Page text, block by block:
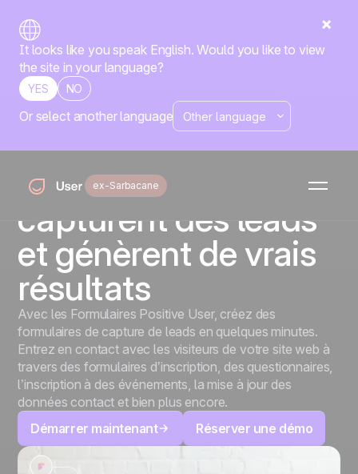
It looks like you speak English. Would you like to view
the site in your language?
YES NO
Or select another language
ex-Sarbacane
Formulaires
Créez des
formulaires qui
capturent des leads
et génèrent de vrais
résultats
Avec les Formulaires Positive User, créez des
formulaires de capture de leads en quelques minutes.
Entrez en contact avec les visiteurs de votre site web à
travers des formulaires d’inscription, des questionnaires,
l’inscription à des événements, la mise à jour des
données contact et bien plus encore.
Démarrer maintenant
Réserver une démo